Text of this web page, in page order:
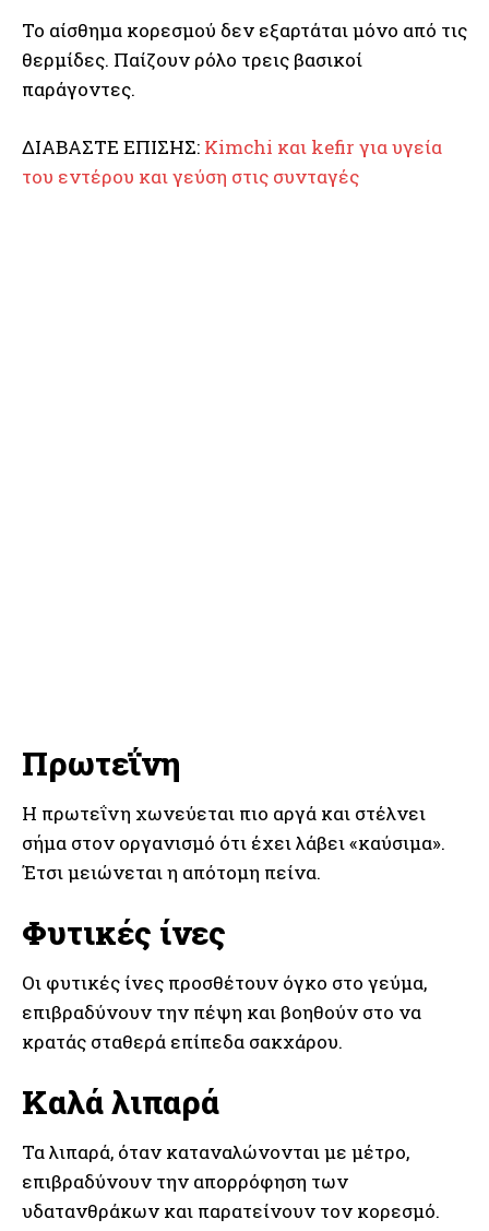
Το αίσθημα κορεσμού δεν εξαρτάται μόνο από τις
θερμίδες. Παίζουν ρόλο τρεις βασικοί
παράγοντες.
ΔΙΑΒΑΣΤΕ ΕΠΙΣΗΣ: Kimchi και kefir για υγεία
του εντέρου και γεύση στις συνταγές
Πρωτεΐνη
Η πρωτεΐνη χωνεύεται πιο αργά και στέλνει
σήμα στον οργανισμό ότι έχει λάβει «καύσιμα».
Έτσι μειώνεται η απότομη πείνα.
Φυτικές ίνες
Οι φυτικές ίνες προσθέτουν όγκο στο γεύμα,
επιβραδύνουν την πέψη και βοηθούν στο να
κρατάς σταθερά επίπεδα σακχάρου.
Καλά λιπαρά
Τα λιπαρά, όταν καταναλώνονται με μέτρο,
επιβραδύνουν την απορρόφηση των
υδατανθράκων και παρατείνουν τον κορεσμό.